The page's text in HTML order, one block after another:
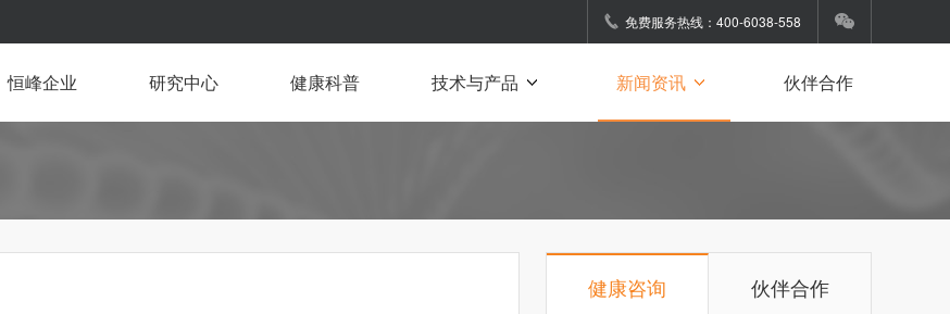
免费服务热线：400-6038-558
恒峰企业 研究中心 健康科普 技术与产品 新闻资讯 伙伴合作
健康咨询 伙伴合作